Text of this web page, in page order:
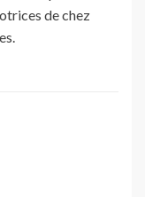
de chez